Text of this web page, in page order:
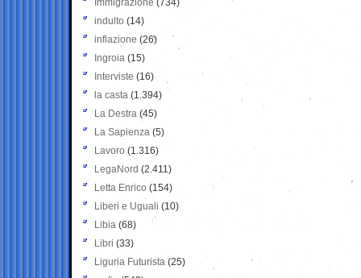
Immigrazione (734)
indulto (14)
inflazione (26)
Ingroia (15)
Interviste (16)
la casta (1.394)
La Destra (45)
La Sapienza (5)
Lavoro (1.316)
LegaNord (2.411)
Letta Enrico (154)
Liberi e Uguali (10)
Libia (68)
Libri (33)
Liguria Futurista (25)